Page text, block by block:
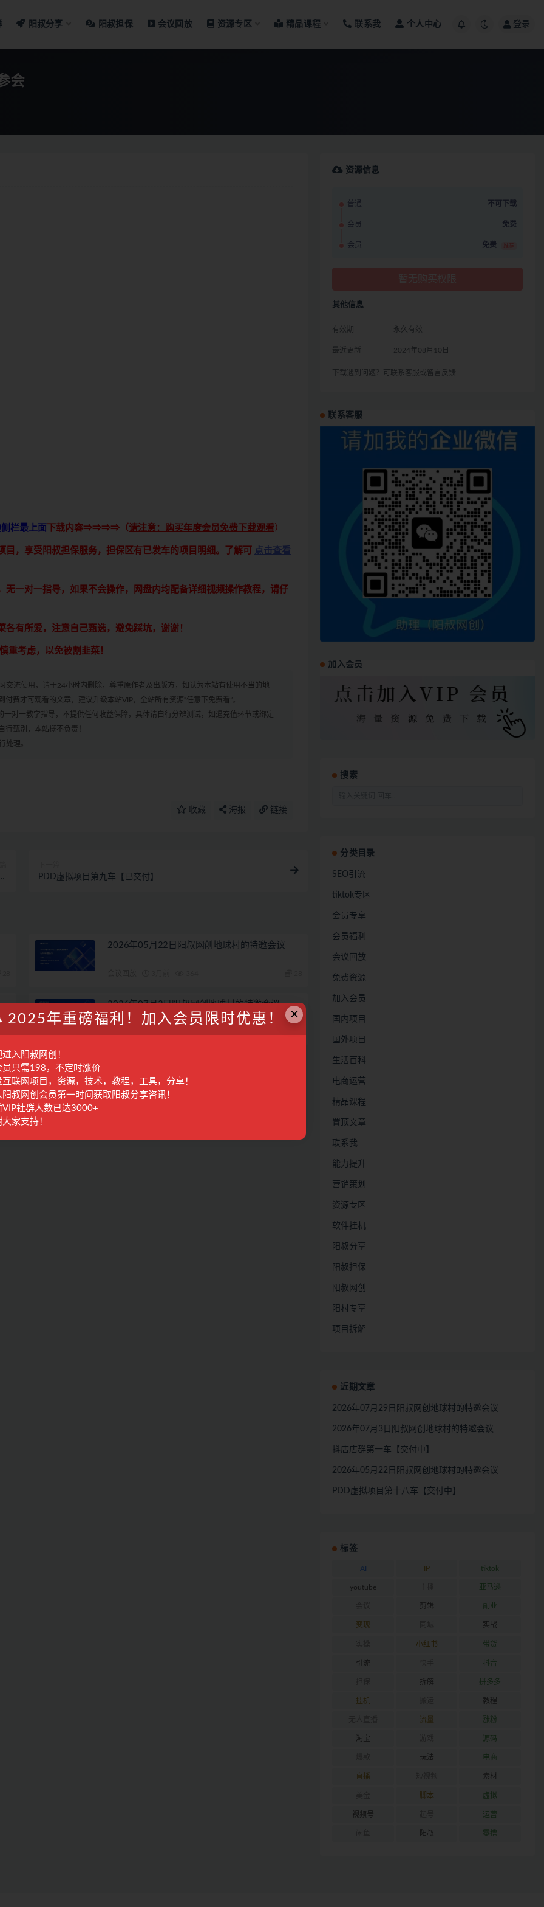
阳叔分享 阳叔担保 会议回放 资源专区 精品课程 联系我 个人中心 登录
会
栏最上面 下载内容⇒⇒⇒⇒（请注意：购买年度会员免费下载观看）
目，享受阳叔担保服务，担保区有已发车的项目明细。了解可
点击查看
一对一指导，如果不会操作，网盘内均配备详细视频操作教程，请仔
有所爱，注意自己甄选，避免踩坑，谢谢！
重考虑，以免被割韭菜！
交流使用，请于24小时内删除，尊重原作者及出版方，如认为本站有使用不当的地
费才可观看的文章，建议升级本站VIP，全站所有资源“任意下免费看”。
对一教学指导，不提供任何收益保障，具体请自行分辨测试，如遇充值环节或绑定
行甄别，本站概不负责！
处理。
收藏 海报 链接
PDD虚拟项目第九车【已交付】
2026年05月22日阳叔网创地球村的特邀会议
2026年07月3日阳叔网创地球村的特邀会议
资源信息
普通 不可下载
会员 免费
会员 免费 推荐
其他信息
有效期 永久有效
最近更新 2024年08月10日
下载遇到问题？可联系客服或留言反馈
联系客服
加入会员
搜索
分类目录
SEO引流
tiktok专区
会员专享
会员福利
会议回放
免费资源
加入会员
国内项目
国外项目
生活百科
电商运营
精品课程
置顶文章
联系我
能力提升
营销策划
资源专区
软件挂机
阳叔分享
阳叔担保
阳叔网创
阳村专享
项目拆解
近期文章
2026年07月29日阳叔网创地球村的特邀会议
2026年07月3日阳叔网创地球村的特邀会议
抖店店群第一车【交付中】
2026年05月22日阳叔网创地球村的特邀会议
PDD虚拟项目第十八车【交付中】
标签
AI IP tiktok
youtube 亚马逊
剪辑 副业
变现 实战
小红书 带货
引流 抖音
拆解 拼多多
挂机 教程
流量 涨粉
淘宝 源码
玩法 电商
直播 素材
脚本 虚拟
视频号 运营
阳叔 零撸
×
2025年重磅福利！加入会员限时优惠！
入阳叔网创！
员只需198，不定时涨价
互联网项目，资源，技术，教程，工具，分享！
阳叔网创会员第一时间获取阳叔分享咨讯！
VIP社群人数已达3000+
家支持！